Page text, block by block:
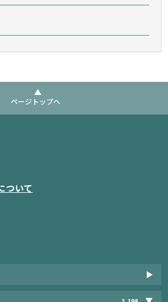
ページトップへ
ついて